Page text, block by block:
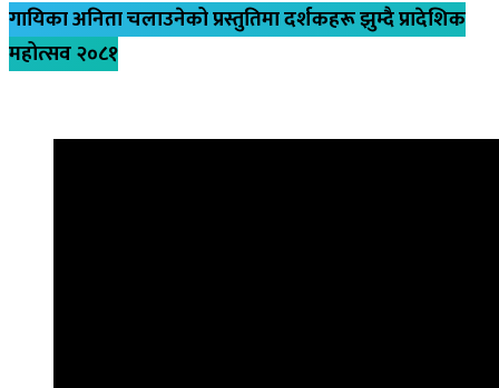
गायिका अनिता चलाउनेको प्रस्तुतिमा दर्शकहरू झुम्दै प्रादेशिक
महोत्सव २०८१